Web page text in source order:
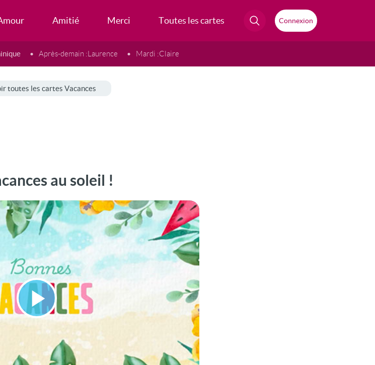
Amitié Merci Toutes les cartes Connexion
Après-demain :Laurence Mardi :Claire
toutes les cartes Vacances
au soleil !
Lire
la